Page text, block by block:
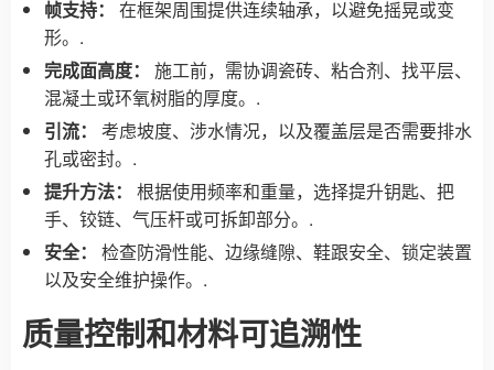
帧支持：
在框架周围提供连续轴承，以避免摇晃或变
形。.
完成面高度：
施工前，需协调瓷砖、粘合剂、找平层、
混凝土或环氧树脂的厚度。.
引流：
考虑坡度、涉水情况，以及覆盖层是否需要排水
孔或密封。.
提升方法：
根据使用频率和重量，选择提升钥匙、把
手、铰链、气压杆或可拆卸部分。.
安全：
检查防滑性能、边缘缝隙、鞋跟安全、锁定装置
以及安全维护操作。.
质量控制和材料可追溯性